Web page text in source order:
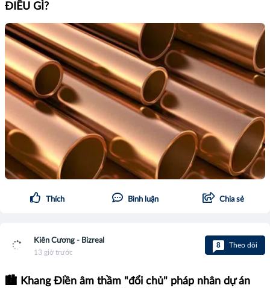
ĐIỀU GÌ?
Thích Bình luận Chia sẻ
Kiên Cương - Bizreal
13 giờ trước
8 Theo dõi
🏙️ Khang Điền âm thầm "đổi chủ" pháp nhân dự án